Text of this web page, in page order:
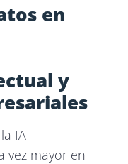
en
y
IA
vez mayor en